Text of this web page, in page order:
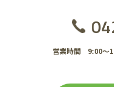
営業時間 9:00～